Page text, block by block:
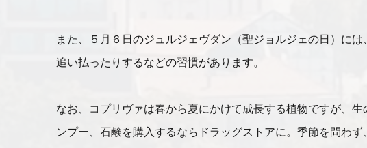
また、５月６日のジュルジェヴダン（聖ジョルジェの日）に
追い払ったりするなどの習慣があります。
なお、コプリヴァは春から夏にかけて成長する植物ですが、
ンプー、石鹸を購入するならドラッグストアに。季節を問わず